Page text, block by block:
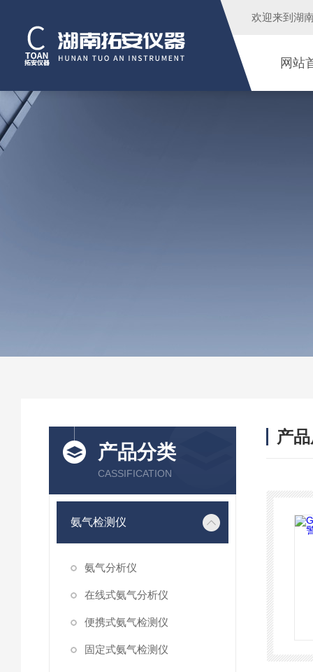
欢迎来到 湖
网站
产品分类
CASSIFICATION
氨气检测仪
氨气分析仪
在线式氨气分析仪
便携式氨气检测仪
固定式氨气检测仪
产